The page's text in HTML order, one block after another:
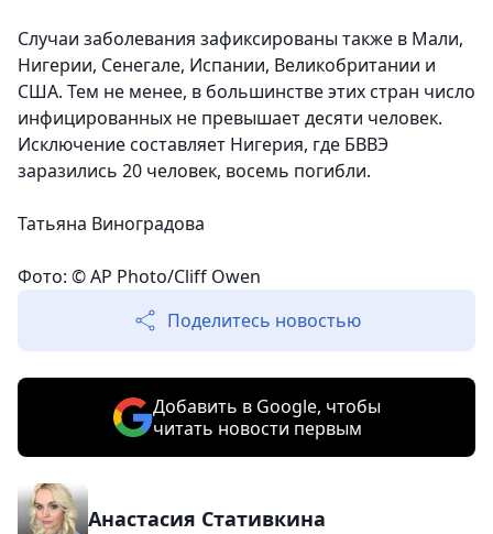
Случаи заболевания зафиксированы также в Мали,
Нигерии, Сенегале, Испании, Великобритании и
США. Тем не менее, в большинстве этих стран число
инфицированных не превышает десяти человек.
Исключение составляет Нигерия, где БВВЭ
заразились 20 человек, восемь погибли.
Татьяна Виноградова
Фото: © AP Photo/Cliff Owen
Поделитесь новостью
Добавить в Google, чтобы
читать новости первым
Анастасия Стативкина